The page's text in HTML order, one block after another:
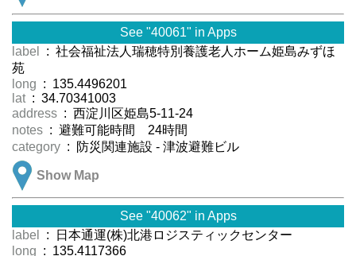
See "40061" in Apps
label
: 社会福祉法人瑞穂特別養護老人ホーム姫島みずほ
苑
long : 135.4496201
lat : 34.70341003
address : 西淀川区姫島5-11-24
notes : 避難可能時間 24時間
category : 防災関連施設 - 津波避難ビル
Show Map
See "40062" in Apps
label
: 日本通運(株)北港ロジスティックセンター
long : 135.4117366